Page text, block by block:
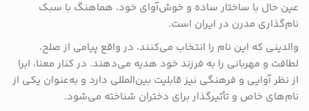
عین حال با ساختار ساده و خوش‌آوای خود، هماهنگ با سبک
نام‌گذاری مدرن در ایران است.
والدینی که این نام را انتخاب می‌کنند، در واقع پیامی از صلح،
لطافت و مهربانی را به فرزند خود هدیه می‌دهند. در کنار معنا، ابرا
از نظر آوایی و فرهنگی نیز قابلیت بین‌المللی دارد و به‌عنوان یکی از
نام‌های خاص و تأثیرگذار برای دختران شناخته می‌شود.